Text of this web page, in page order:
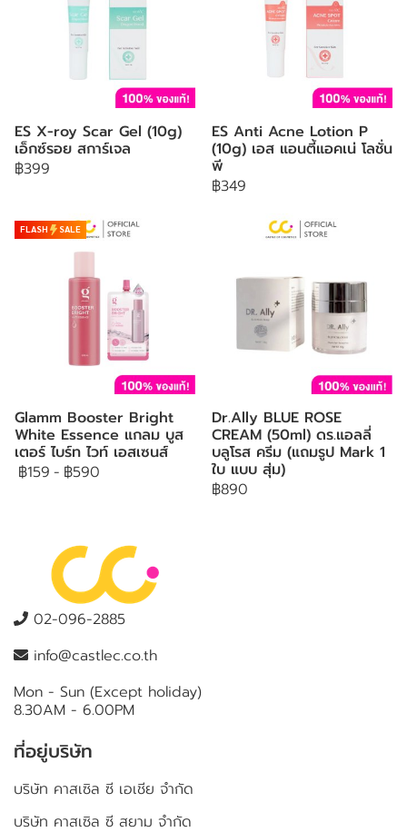
ES X-roy Scar Gel (10g)
เอ็กซ์รอย สการ์เจล
฿399
ES Anti Acne Lotion P
(10g) เอส แอนตี้แอคเน่ โลชั่น
พี
฿349
FLASH SALE
Glamm Booster Bright
White Essence แกลม บูส
เตอร์ ไบร์ท ไวท์ เอสเซนส์
฿159 - ฿590
Dr.Ally BLUE ROSE
CREAM (50ml) ดร.แอลลี่
บลูโรส ครีม (แถมรูป Mark 1
ใบ แบบ สุ่ม)
฿890
02-096-2885
info@castlec.co.th
Mon - Sun (Except holiday)
8.30AM - 6.00PM
ที่อยู่บริษัท
บริษัท คาสเซิล ซี เอเชีย จำกัด
บริษัท คาสเซิล ซี สยาม จำกัด